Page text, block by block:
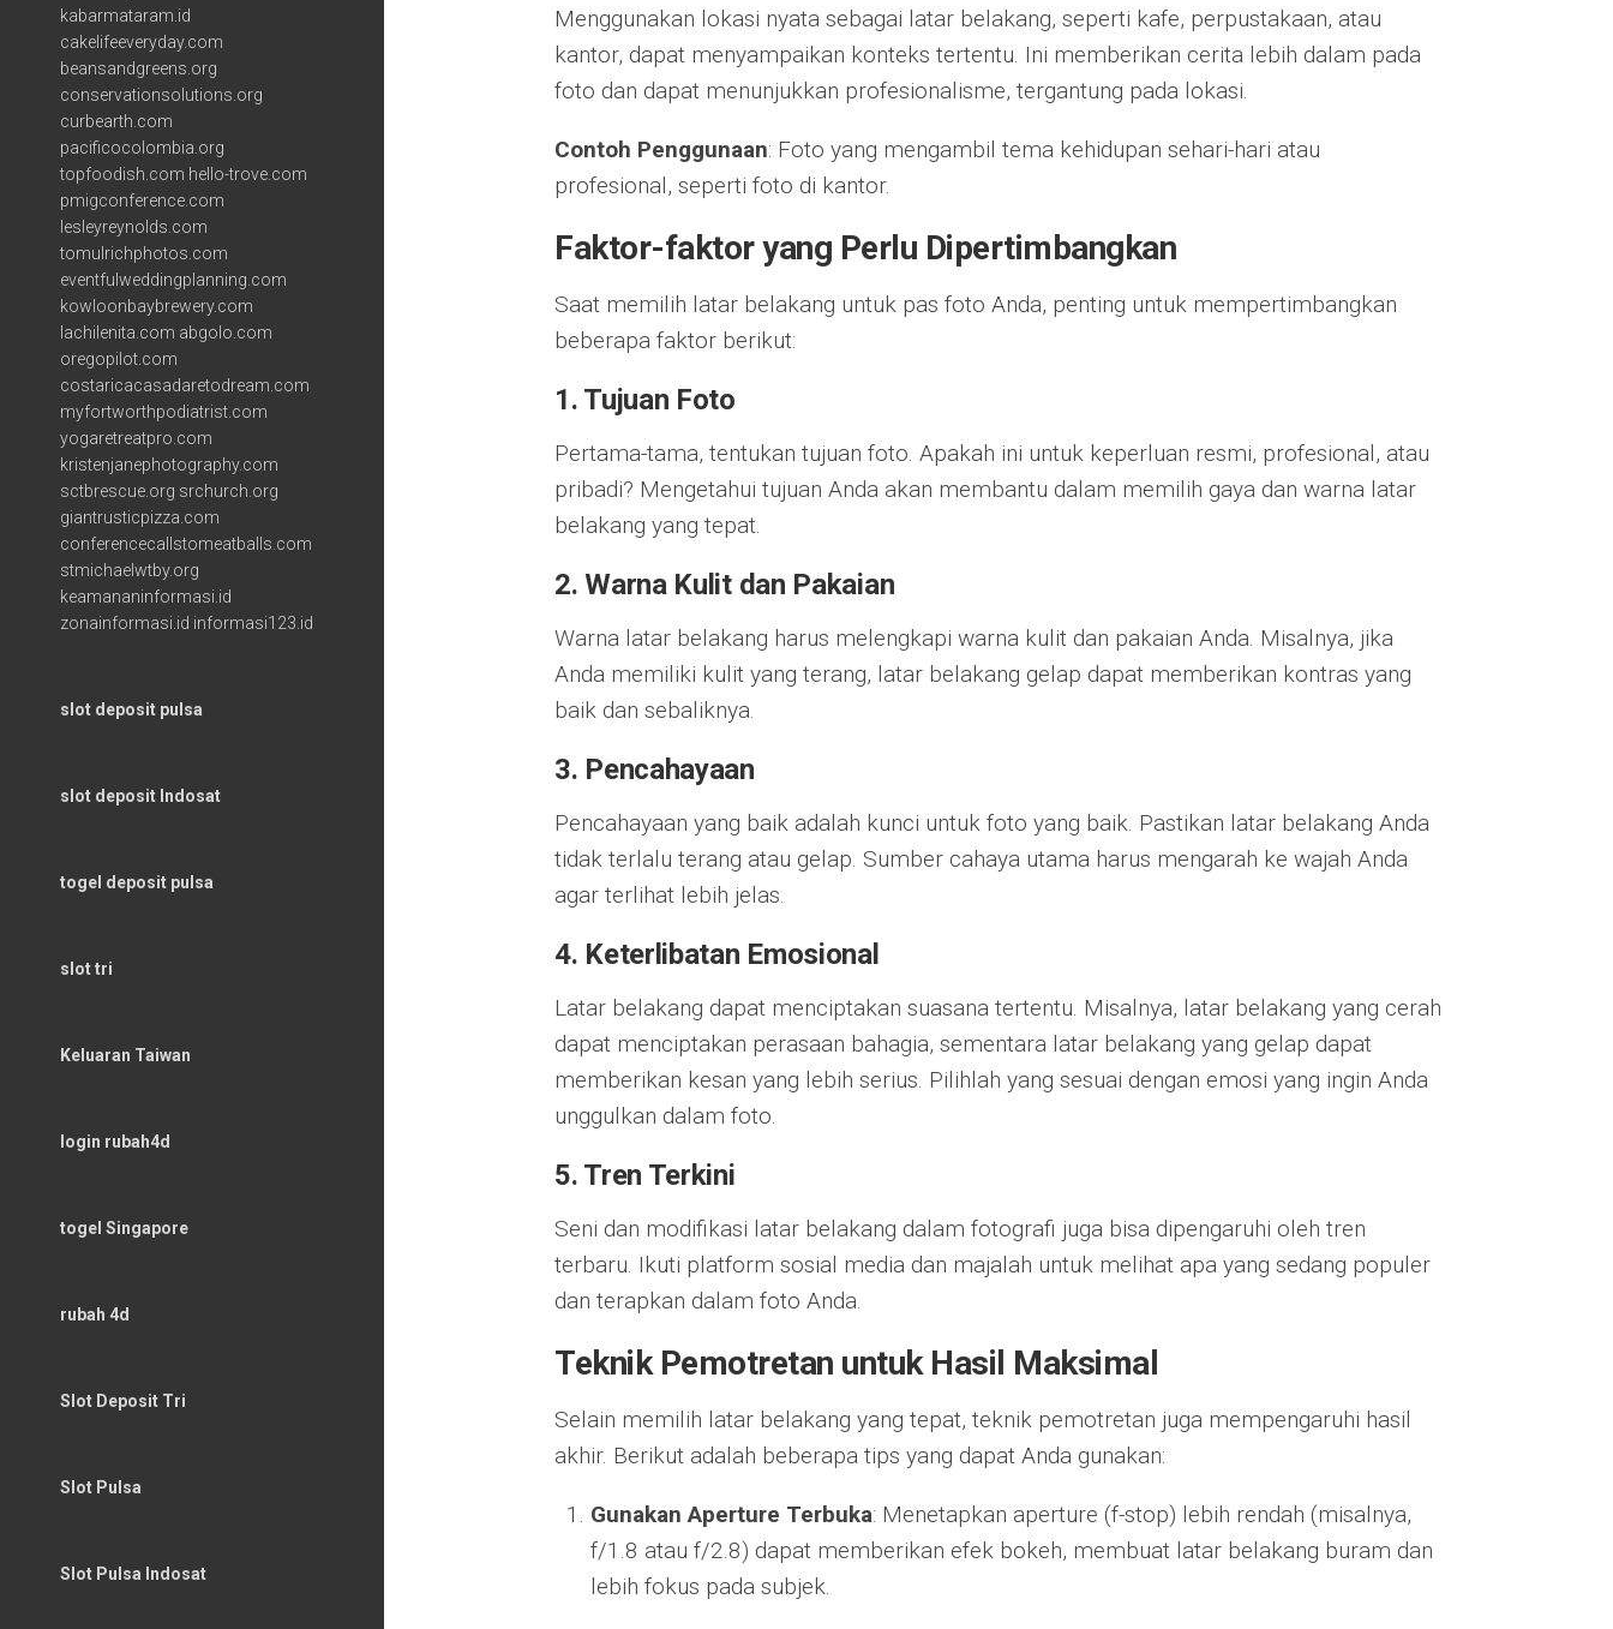
Menggunakan lokasi nyata sebagai latar belakang, seperti kafe, perpustakaan, atau
kantor, dapat menyampaikan konteks tertentu. Ini memberikan cerita lebih dalam pada
foto dan dapat menunjukkan profesionalisme, tergantung pada lokasi.
Contoh Penggunaan: Foto yang mengambil tema kehidupan sehari-hari atau
profesional, seperti foto di kantor.
Faktor-faktor yang Perlu Dipertimbangkan
Saat memilih latar belakang untuk pas foto Anda, penting untuk mempertimbangkan
beberapa faktor berikut:
1. Tujuan Foto
Pertama-tama, tentukan tujuan foto. Apakah ini untuk keperluan resmi, profesional, atau
pribadi? Mengetahui tujuan Anda akan membantu dalam memilih gaya dan warna latar
belakang yang tepat.
2.Warna Kulit dan Pakaian
Warna latar belakang harus melengkapi warna kulit dan pakaian Anda. Misalnya, jika
Anda memiliki kulit yang terang, latar belakang gelap dapat memberikan kontras yang
baik dan sebaliknya.
3. Pencahayaan
Pencahayaan yang baik adalah kunci untuk foto yang baik. Pastikan latar belakang Anda
tidak terlalu terang atau gelap. Sumber cahaya utama harus mengarah ke wajah Anda
agar terlihat lebih jelas.
4. Keterlibatan Emosional
Latar belakang dapat menciptakan suasana tertentu. Misalnya, latar belakang yang cerah
dapat menciptakan perasaan bahagia, sementara latar belakang yang gelap dapat
memberikan kesan yang lebih serius. Pilihlah yang sesuai dengan emosi yang ingin Anda
unggulkan dalam foto.
5. Tren Terkini
Seni dan modifikasi latar belakang dalam fotografi juga bisa dipengaruhi oleh tren
terbaru. Ikuti platform sosial media dan majalah untuk melihat apa yang sedang populer
dan terapkan dalam foto Anda.
Teknik Pemotretan untuk Hasil Maksimal
Selain memilih latar belakang yang tepat, teknik pemotretan juga mempengaruhi hasil
akhir. Berikut adalah beberapa tips yang dapat Anda gunakan:
Gunakan Aperture Terbuka: Menetapkan aperture (f-stop) lebih rendah (misalnya,
f/1.8 atau f/2.8) dapat memberikan efek bokeh, membuat latar belakang buram dan
lebih fokus pada subjek.
kabarmataram.id
cakelifeeveryday.com
beansandgreens.org
conservationsolutions.org
curbearth.com
pacificocolombia.org
topfoodish.com hello-trove.com
pmigconference.com
lesleyreynolds.com
tomulrichphotos.com
eventfulweddingplanning.com
kowloonbaybrewery.com
lachilenita.com abgolo.com
oregopilot.com
costaricacasadaretodream.com
myfortworthpodiatrist.com
yogaretreatpro.com
kristenjanephotography.com
sctbrescue.org srchurch.org
giantrusticpizza.com
conferencecallstomeatballs.com
stmichaelwtby.org
keamananinformasi.id
zonainformasi.id informasi123.id
slot deposit pulsa
slot deposit Indosat
togel deposit pulsa
slot tri
Keluaran Taiwan
login rubah4d
togel Singapore
rubah 4d
Slot Deposit Tri
Slot Pulsa
Slot Pulsa Indosat